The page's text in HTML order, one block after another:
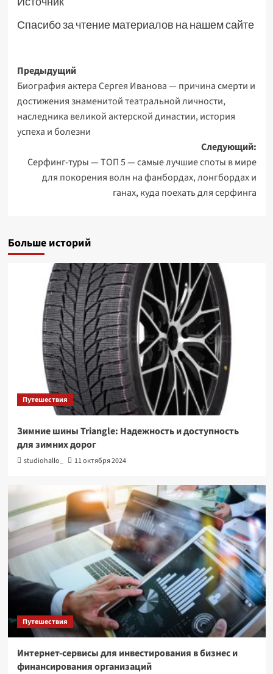
Спасибо за чтение материалов на нашем сайте
Навигация
записи
Предыдущий
Биография актера Сергея Иванова — причина смерти и
достижения знаменитой театральной личности,
наследника великой актерской династии, история
успеха и болезни
Следующий:
Серфинг-туры — ТОП 5 — самые лучшие споты в мире
для покорения волн на фанбордах, лонгбордах и
ганах, куда поехать для серфинга
Больше историй
Путешествия
Зимние шины Triangle: Надежность и доступность
для зимних дорог
studiohallo_ 11 октября 2024
Путешествия
Интернет-сервисы для инвестирования в бизнес и
финансирования организаций